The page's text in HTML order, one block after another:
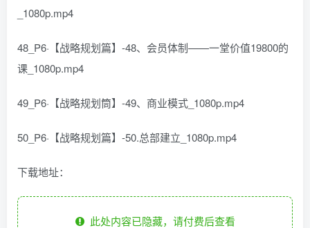
_1080p.mp4
48_P6·【战略规划篇】-48、会员体制——一堂价值19800的
课_1080p.mp4
49_P6·【战略规划筒】-49、商业模式_1080p.mp4
50_P6·【战略规划篇】-50.总部建立_1080p.mp4
下载地址：
此处内容已隐藏，请付费后查看